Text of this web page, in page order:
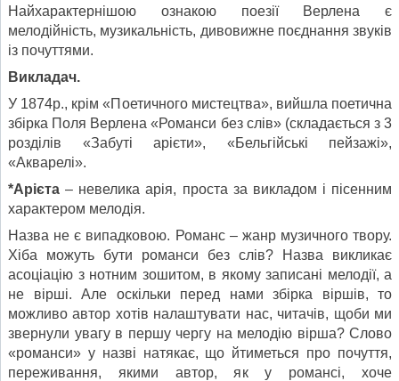
Найхарактернішою ознакою поезії Верлена є
мелодійність, музикальність, дивовижне поєднання звуків
із почуттями.
Викладач.
У 1874р., крім «Поетичного мистецтва», вийшла поетична
збірка Поля Верлена «Романси без слів» (складається з 3
розділів «Забуті арієти», «Бельгійські пейзажі»,
«Акварелі».
*Арієта – невелика арія, проста за викладом і пісенним
характером мелодія.
Назва не є випадковою. Романс – жанр музичного твору.
Хіба можуть бути романси без слів? Назва викликає
асоціацію з нотним зошитом, в якому записані мелодії, а
не вірші. Але оскільки перед нами збірка віршів, то
можливо автор хотів налаштувати нас, читачів, щоби ми
звернули увагу в першу чергу на мелодію вірша? Слово
«романси» у назві натякає, що йтиметься про почуття,
переживання, якими автор, як у романсі, хоче